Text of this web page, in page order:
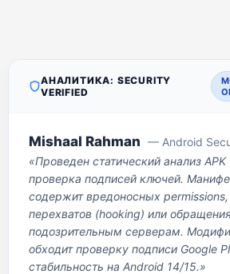
АНАЛИТИКА: SECURITY
VERIFIED
Mishaal Rahman — Android
«Проведен статический анализ
проверка подписей ключей.
содержит вредоносных
перехватов (hooking) или
подозрительным серверам.
обходит проверку подписи Google
стабильность на Android 14/15.»